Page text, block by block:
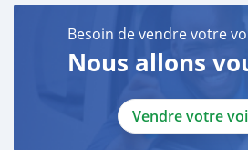
Besoin de vendre votre
Nous allons
Vendre votre